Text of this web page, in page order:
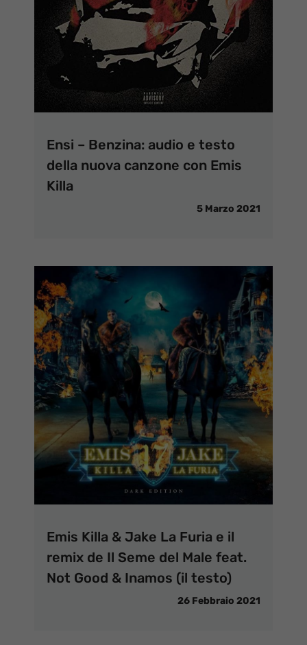
Ensi – Benzina: audio e testo
della nuova canzone con Emis
Killa
5 Marzo 2021
Emis Killa & Jake La Furia e il
remix de Il Seme del Male feat.
Not Good & Inamos (il testo)
26 Febbraio 2021